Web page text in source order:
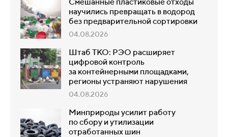
Смешанные пластиковые отходы
научились превращать в водород
без предварительной сортировки
04.08.2026
Штаб ТКО: РЭО расширяет
цифровой контроль
за контейнерными площадками,
регионы устраняют нарушения
04.08.2026
Минприроды усилит работу
по сбору и утилизации
отработанных шин